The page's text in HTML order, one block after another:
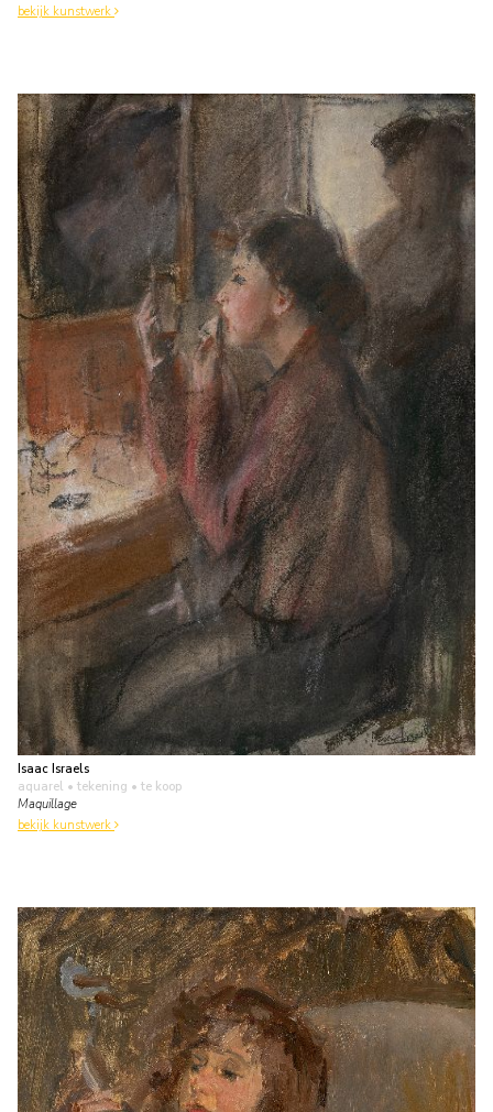
bekijk kunstwerk
Isaac Israels
aquarel • tekening • te koop
Maquillage
bekijk kunstwerk